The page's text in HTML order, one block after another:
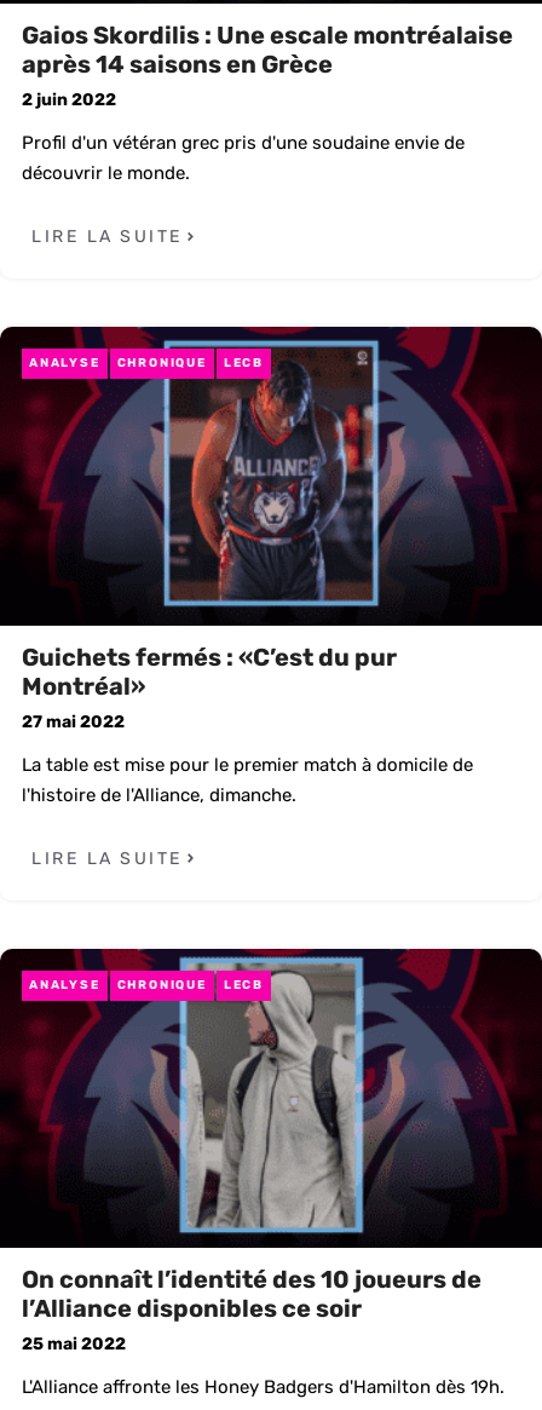
Gaios Skordilis : Une escale montréalaise
après 14 saisons en Grèce
2 juin 2022
Profil d'un vétéran grec pris d'une soudaine envie de
découvrir le monde.
LIRE LA SUITE
ANALYSE CHRONIQUE LECB
Guichets fermés : «C’est du pur
Montréal»
27 mai 2022
La table est mise pour le premier match à domicile de
l'histoire de l'Alliance, dimanche.
LIRE LA SUITE
ANALYSE CHRONIQUE LECB
On connaît l’identité des 10 joueurs de
l’Alliance disponibles ce soir
25 mai 2022
L'Alliance affronte les Honey Badgers d'Hamilton dès 19h.